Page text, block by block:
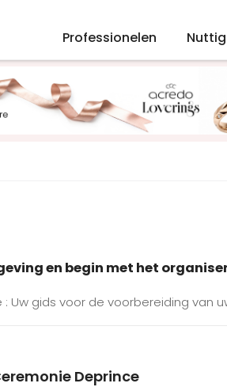
Professionelen
en begin met het
Uw gids voor de voorbereiding van
Deprince